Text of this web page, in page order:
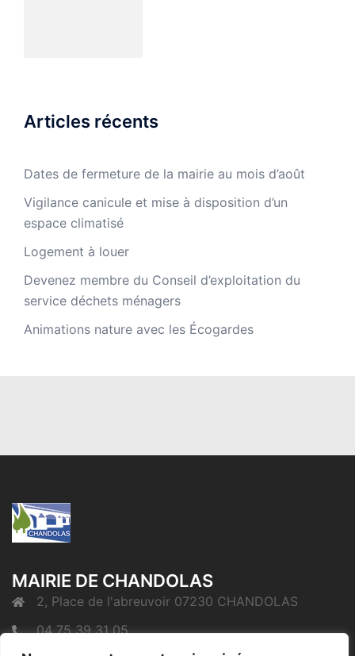
Articles récents
Dates de fermeture de la mairie au mois d’août
Vigilance canicule et mise à disposition d’un
espace climatisé
Logement à louer
Devenez membre du Conseil d’exploitation du
service déchets ménagers
Animations nature avec les Écogardes
MAIRIE DE CHANDOLAS
2, Place de l'abreuvoir 07230 CHANDOLAS
04 75 39 31 05